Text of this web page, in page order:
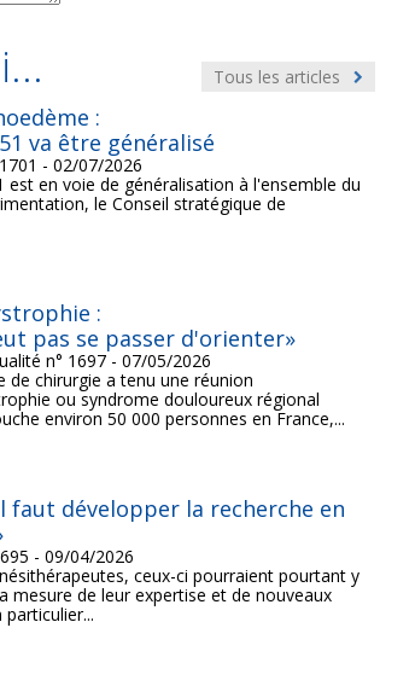
Tous les articles
:
va être généralisé
- 02/07/2026
en voie de généralisation à l'ensemble du
le Conseil stratégique de
:
pas se passer d'orienter»
n° 1697 - 07/05/2026
de chirurgie a tenu une réunion
ou syndrome douloureux régional
environ 50 000 personnes en France,...
faut développer la recherche en
- 09/04/2026
ceux-ci pourraient pourtant y
mesure de leur expertise et de nouveaux